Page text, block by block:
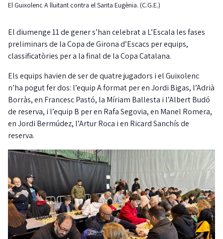
El Guixolenc A lluitant contra el Santa Eugènia. (C.G.E.)
El diumenge 11 de gener s’han celebrat a L’Escala les fases
preliminars de la Copa de Girona d’Escacs per equips,
classificatòries per a la final de la Copa Catalana.
Els equips havien de ser de quatre jugadors i el Guixolenc
n’ha pogut fer dos: l’equip A format per en Jordi Bigas, l’Adrià
Borràs, en Francesc Pastó, la Míriam Ballesta i l’Albert Budó
de reserva, i l’equip B per en Rafa Segovia, en Manel Romera,
en Jordi Bermúdez, l’Artur Roca i en Ricard Sanchís de
reserva.